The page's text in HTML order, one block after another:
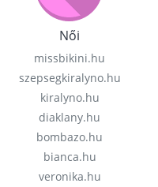
Női
missbikini.hu
szepsegkiralyno.hu
kiralyno.hu
diaklany.hu
bombazo.hu
bianca.hu
veronika.hu